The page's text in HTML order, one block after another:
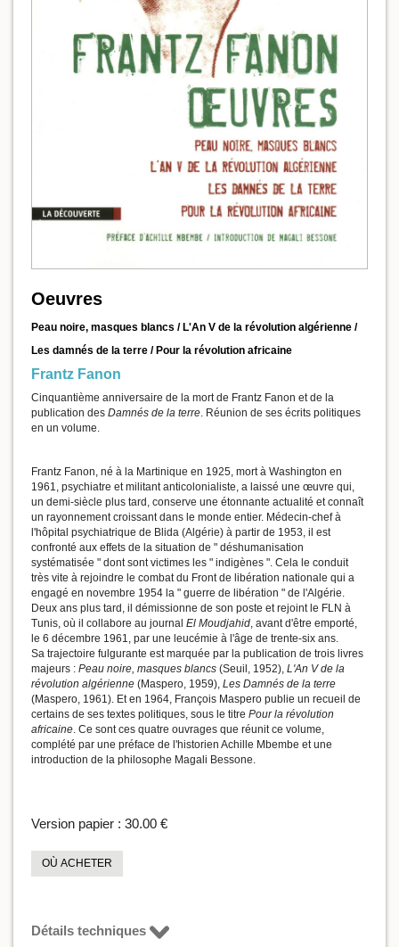
Oeuvres
Peau noire, masques blancs / L'An V de la révolution algérienne /
Les damnés de la terre / Pour la révolution africaine
Frantz Fanon
Cinquantième anniversaire de la mort de Frantz Fanon et de la
publication des Damnés de la terre. Réunion de ses écrits politiques
en un volume.
Frantz Fanon, né à la Martinique en 1925, mort à Washington en
1961, psychiatre et militant anticolonialiste, a laissé une œuvre qui,
un demi-siècle plus tard, conserve une étonnante actualité et connaît
un rayonnement croissant dans le monde entier. Médecin-chef à
l'hôpital psychiatrique de Blida (Algérie) à partir de 1953, il est
confronté aux effets de la situation de " déshumanisation
systématisée " dont sont victimes les " indigènes ". Cela le conduit
très vite à rejoindre le combat du Front de libération nationale qui a
engagé en novembre 1954 la " guerre de libération " de l'Algérie.
Deux ans plus tard, il démissionne de son poste et rejoint le FLN à
Tunis, où il collabore au journal El Moudjahid, avant d'être emporté,
le 6 décembre 1961, par une leucémie à l'âge de trente-six ans.
Sa trajectoire fulgurante est marquée par la publication de trois livres
majeurs : Peau noire, masques blancs (Seuil, 1952), L'An V de la
révolution algérienne (Maspero, 1959), Les Damnés de la terre
(Maspero, 1961). Et en 1964, François Maspero publie un recueil de
certains de ses textes politiques, sous le titre Pour la révolution
africaine. Ce sont ces quatre ouvrages que réunit ce volume,
complété par une préface de l'historien Achille Mbembe et une
introduction de la philosophe Magali Bessone.
Version papier : 30.00 €
OÙ ACHETER
Détails techniques